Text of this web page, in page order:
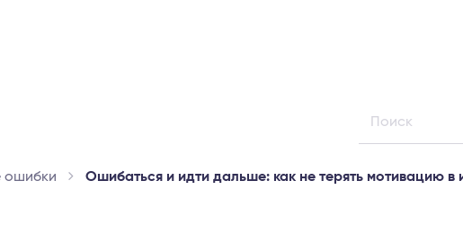
ошибки Ошибаться и идти дальше: как не терять мотивацию в